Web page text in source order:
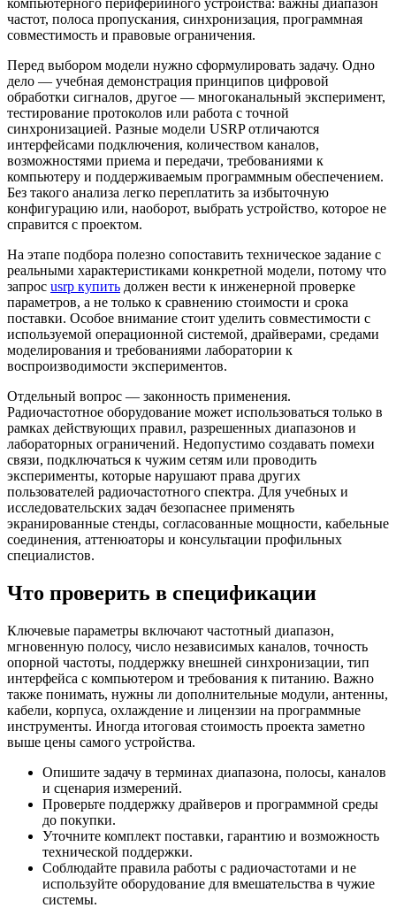
частот, полоса пропускания, синхронизация, программная
совместимость и правовые ограничения.
Перед выбором модели нужно сформулировать задачу. Одно
дело — учебная демонстрация принципов цифровой
обработки сигналов, другое — многоканальный эксперимент,
тестирование протоколов или работа с точной
синхронизацией. Разные модели USRP отличаются
интерфейсами подключения, количеством каналов,
возможностями приема и передачи, требованиями к
компьютеру и поддерживаемым программным обеспечением.
Без такого анализа легко переплатить за избыточную
конфигурацию или, наоборот, выбрать устройство, которое не
справится с проектом.
На этапе подбора полезно сопоставить техническое задание с
реальными характеристиками конкретной модели, потому что
запрос usrp купить должен вести к инженерной проверке
параметров, а не только к сравнению стоимости и срока
поставки. Особое внимание стоит уделить совместимости с
используемой операционной системой, драйверами, средами
моделирования и требованиями лаборатории к
воспроизводимости экспериментов.
Отдельный вопрос — законность применения.
Радиочастотное оборудование может использоваться только в
рамках действующих правил, разрешенных диапазонов и
лабораторных ограничений. Недопустимо создавать помехи
связи, подключаться к чужим сетям или проводить
эксперименты, которые нарушают права других
пользователей радиочастотного спектра. Для учебных и
исследовательских задач безопаснее применять
экранированные стенды, согласованные мощности, кабельные
соединения, аттенюаторы и консультации профильных
специалистов.
Что проверить в спецификации
Ключевые параметры включают частотный диапазон,
мгновенную полосу, число независимых каналов, точность
опорной частоты, поддержку внешней синхронизации, тип
интерфейса с компьютером и требования к питанию. Важно
также понимать, нужны ли дополнительные модули, антенны,
кабели, корпуса, охлаждение и лицензии на программные
инструменты. Иногда итоговая стоимость проекта заметно
выше цены самого устройства.
Опишите задачу в терминах диапазона, полосы, каналов
и сценария измерений.
Проверьте поддержку драйверов и программной среды
до покупки.
Уточните комплект поставки, гарантию и возможность
технической поддержки.
Соблюдайте правила работы с радиочастотами и не
используйте оборудование для вмешательства в чужие
системы.